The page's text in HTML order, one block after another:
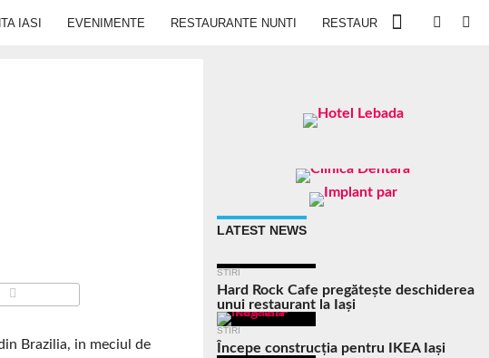
IASI EVENIMENTE RESTAURANTE NUNTI RESTAURANTE IN IASI
Brazilia, in meciul de
LATEST NEWS
STIRI
Hard Rock Cafe pregătește deschiderea
unui restaurant la Iași
STIRI
Începe construcția pentru IKEA Iași